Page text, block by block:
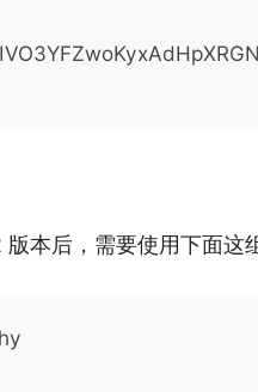
版本后，需要使用下面这